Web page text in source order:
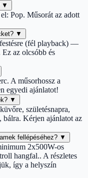
▼
Pop. Műsorát az adott
▼
(fél playback) —
az olcsóbb és
A műsorhossz a
egyedi ajánlatot!
▼
születésnapra,
bálra. Kérjen ajánlatot az
fellépéséhez? ▼
2x500W-os
hangfal.. A részletes
így a helyszín